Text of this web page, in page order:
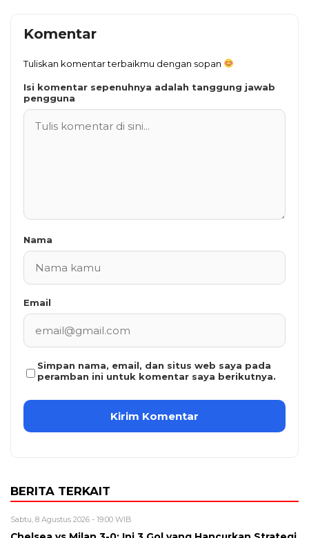
Komentar
Tuliskan komentar terbaikmu dengan sopan
Isi komentar sepenuhnya adalah tanggung jawab
pengguna
Nama
Email
Simpan nama, email, dan situs web saya pada
peramban ini untuk komentar saya berikutnya.
BERITA TERKAIT
Sabtu, 8 Agustus 2026 - 19:00 WIB